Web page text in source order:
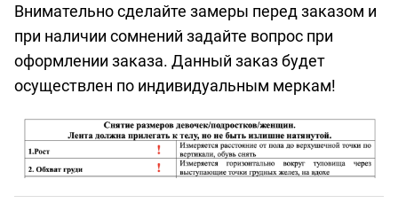
Внимательно сделайте замеры перед заказом и
при наличии сомнений задайте вопрос при
оформлении заказа. Данный заказ будет
осуществлен по индивидуальным меркам!